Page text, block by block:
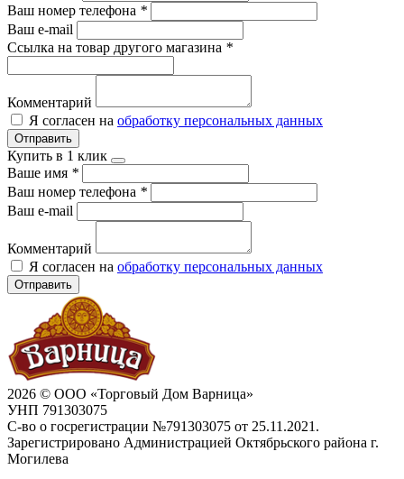
Ваш номер телефона *
Ваш e-mail
Ссылка на товар другого магазина *
Комментарий
Я согласен на обработку персональных данных
Отправить
Купить в 1 клик
Ваше имя *
Ваш номер телефона *
Ваш e-mail
Комментарий
Я согласен на обработку персональных данных
Отправить
2026 © ООО «Торговый Дом Варница»
УНП 791303075
С-во о госрегистрации №791303075 от 25.11.2021.
Зарегистрировано Администрацией Октябрьского района г.
Могилева